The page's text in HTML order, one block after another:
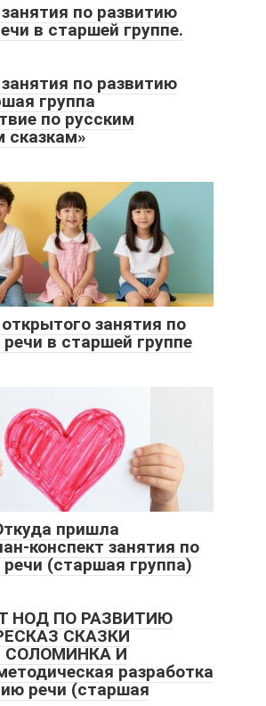
по развитию
в старшей группе.
по развитию
группа
по русским
занятия по
в старшей группе
пришла
конспект занятия по
(старшая группа)
НОД ПО РАЗВИТИЮ
СКАЗКИ
СОЛОМИНКА И
разработка
речи (старшая